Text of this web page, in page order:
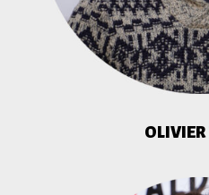
OLIVIER